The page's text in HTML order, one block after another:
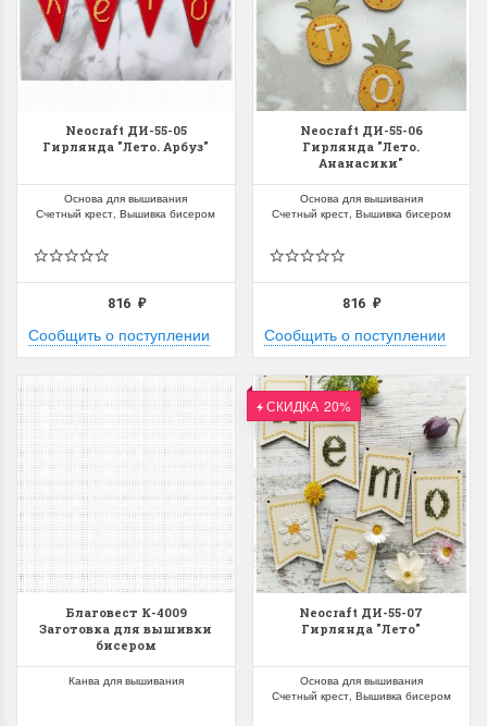
Neocraft ДИ-55-05
Гирлянда "Лето. Арбуз"
Основа для вышивания
Счетный крест, Вышивка бисером
816 ₽
Сообщить о поступлении
Neocraft ДИ-55-06
Гирлянда "Лето.
Ананасики"
Основа для вышивания
Счетный крест, Вышивка бисером
816₽
Сообщить о поступлении
Благовест К-4009
Заготовка для вышивки
бисером
Канва для вышивания
СКИДКА 20%
Neocraft ДИ-55-07
Гирлянда "Лето"
Основа для вышивания
Счетный крест, Вышивка бисером